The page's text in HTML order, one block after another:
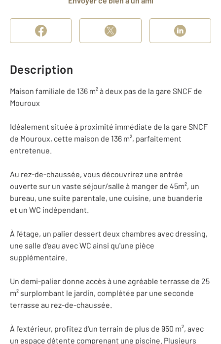
Description
Maison familiale de 136 m² à deux pas de la gare SNCF de
Mouroux
Idéalement située à proximité immédiate de la gare SNCF
de Mouroux, cette maison de 136 m², parfaitement
entretenue.
Au rez-de-chaussée, vous découvrirez une entrée
ouverte sur un vaste séjour/salle à manger de 45m², un
bureau, une suite parentale, une cuisine, une buanderie
et un WC indépendant.
À l'étage, un palier dessert deux chambres avec dressing,
une salle d'eau avec WC ainsi qu'une pièce
supplémentaire.
Un demi-palier donne accès à une agréable terrasse de 25
m² surplombant le jardin, complétée par une seconde
terrasse au rez-de-chaussée.
À l'extérieur, profitez d'un terrain de plus de 950 m², avec
un espace détente comprenant une piscine. Plusieurs